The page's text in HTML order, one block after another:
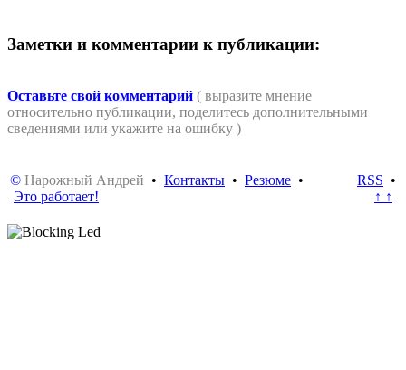
Заметки и комментарии к публикации:
Оставьте свой комментарий ( выразите мнение
относительно публикации, поделитесь дополнительными
сведениями или укажите на ошибку )
© Нарожный Андрей • Контакты • Резюме •
Это работает!
RSS •
↑ ↑